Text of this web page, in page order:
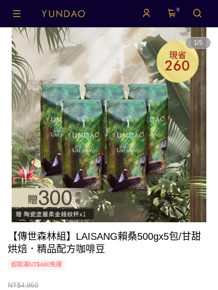
0
1/5
【傳世森林組】LAISANG賴桑500gx5包/甘甜
烘焙．精品配方咖啡豆
超取滿NT$480免運
NT$4,950